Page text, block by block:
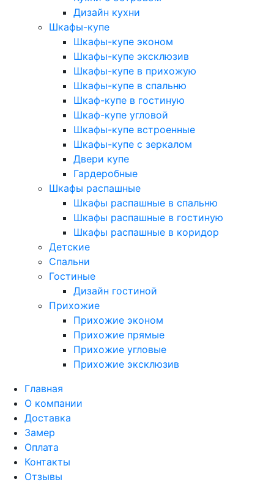
Дизайн кухни
Шкафы-купе
Шкафы-купе эконом
Шкафы-купе эксклюзив
Шкафы-купе в прихожую
Шкафы-купе в спальню
Шкаф-купе в гостиную
Шкаф-купе угловой
Шкафы-купе встроенные
Шкафы-купе с зеркалом
Двери купе
Гардеробные
Шкафы распашные
Шкафы распашные в спальню
Шкафы распашные в гостиную
Шкафы распашные в коридор
Детские
Спальни
Гостиные
Дизайн гостиной
Прихожие
Прихожие эконом
Прихожие прямые
Прихожие угловые
Прихожие эксклюзив
Главная
О компании
Доставка
Замер
Оплата
Контакты
Отзывы